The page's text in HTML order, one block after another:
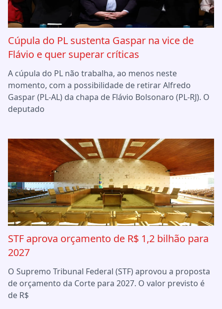
Cúpula do PL sustenta Gaspar na vice de
Flávio e quer superar críticas
A cúpula do PL não trabalha, ao menos neste
momento, com a possibilidade de retirar Alfredo
Gaspar (PL-AL) da chapa de Flávio Bolsonaro (PL-RJ). O
deputado
STF aprova orçamento de R$ 1,2 bilhão para
2027
O Supremo Tribunal Federal (STF) aprovou a proposta
de orçamento da Corte para 2027. O valor previsto é
de R$